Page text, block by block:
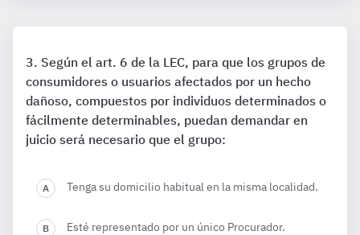
Según el art. 6 de la LEC, para que los grupos de
consumidores o usuarios afectados por un hecho
dañoso, compuestos por individuos determinados o
fácilmente determinables, puedan demandar en
juicio será necesario que el grupo:
Tenga su domicilio habitual en la misma localidad.
Esté representado por un único Procurador.